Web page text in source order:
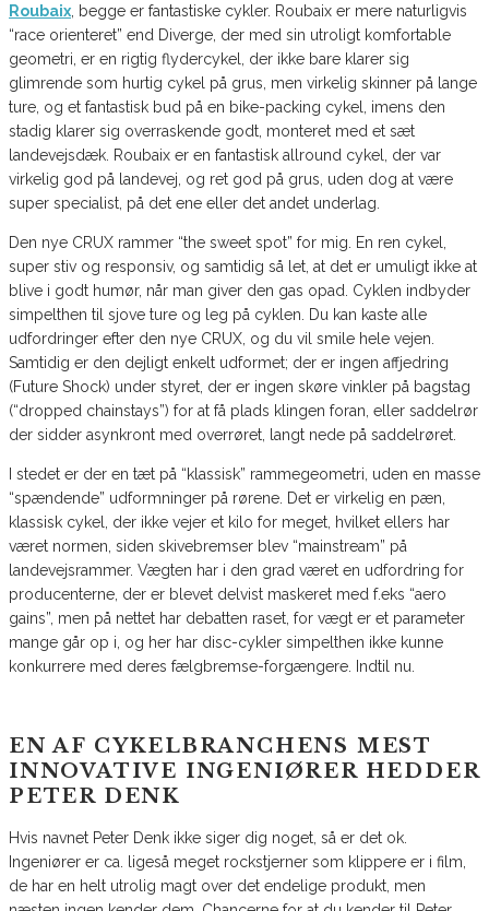
Roubaix , begge er fantastiske cykler. Roubaix er mere naturligvis
“race orienteret” end Diverge, der med sin utroligt komfortable
geometri, er en rigtig flydercykel, der ikke bare klarer sig
glimrende som hurtig cykel på grus, men virkelig skinner på lange
ture, og et fantastisk bud på en bike-packing cykel, imens den
stadig klarer sig overraskende godt, monteret med et sæt
landevejsdæk. Roubaix er en fantastisk allround cykel, der var
virkelig god på landevej, og ret god på grus, uden dog at være
super specialist, på det ene eller det andet underlag.
Den nye CRUX rammer “the sweet spot” for mig. En ren cykel,
super stiv og responsiv, og samtidig så let, at det er umuligt ikke at
blive i godt humør, når man giver den gas opad. Cyklen indbyder
simpelthen til sjove ture og leg på cyklen. Du kan kaste alle
udfordringer efter den nye CRUX, og du vil smile hele vejen.
Samtidig er den dejligt enkelt udformet; der er ingen affjedring
(Future Shock) under styret, der er ingen skøre vinkler på bagstag
(“dropped chainstays”) for at få plads klingen foran, eller saddelrør
der sidder asynkront med overrøret, langt nede på saddelrøret.
I stedet er der en tæt på “klassisk” rammegeometri, uden en masse
“spændende” udformninger på rørene. Det er virkelig en pæn,
klassisk cykel, der ikke vejer et kilo for meget, hvilket ellers har
været normen, siden skivebremser blev “mainstream” på
landevejsrammer. Vægten har i den grad været en udfordring for
producenterne, der er blevet delvist maskeret med f.eks “aero
gains”, men på nettet har debatten raset, for vægt er et parameter
mange går op i, og her har disc-cykler simpelthen ikke kunne
konkurrere med deres fælgbremse-forgængere. Indtil nu.
EN AF CYKELBRANCHENS MEST
INNOVATIVE INGENIØRER HEDDER
PETER DENK
Hvis navnet Peter Denk ikke siger dig noget, så er det ok.
Ingeniører er ca. ligeså meget rockstjerner som klippere er i film,
de har en helt utrolig magt over det endelige produkt, men